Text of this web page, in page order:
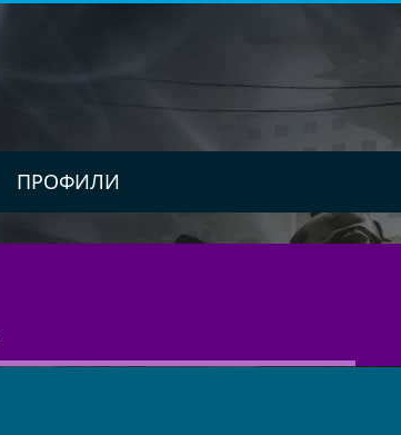
ПРОФИЛИ